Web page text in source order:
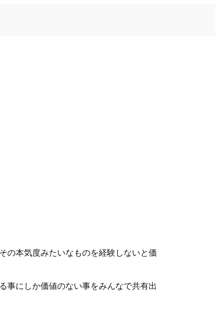
の本気度みたいなものを経験しないと価
事にしか価値のない事をみんなで共有出